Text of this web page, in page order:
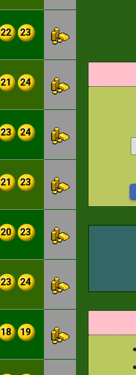
22 23
21 24
23 24
21 23
20 23
23 24
18 19